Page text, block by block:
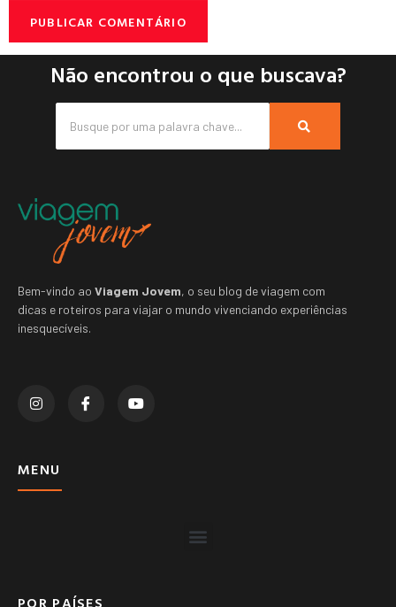
Não encontrou o que buscava?
Bem-vindo ao Viagem Jovem, o seu blog de viagem com
dicas e roteiros para viajar o mundo vivenciando experiências
inesquecíveis.
MENU
POR PAÍSES